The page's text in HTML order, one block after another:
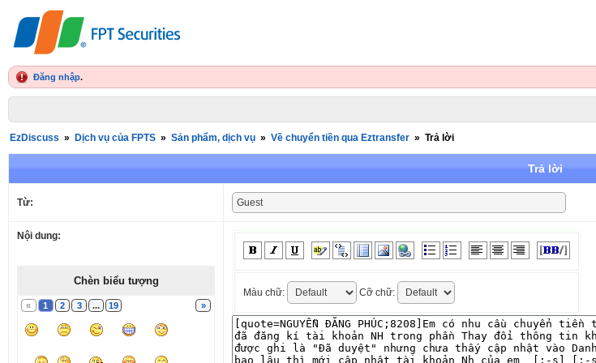
Đăng nhập.
EzDiscuss » Dịch vụ của FPTS » Sản phẩm, dịch vụ » Về chuyển tiền qua Eztransfer » Trả lời
Trả lời
Từ:
Nội dung:
Chèn biểu tượng
« 1 2 3 ... 19 »
Màu chữ: Cỡ chữ: